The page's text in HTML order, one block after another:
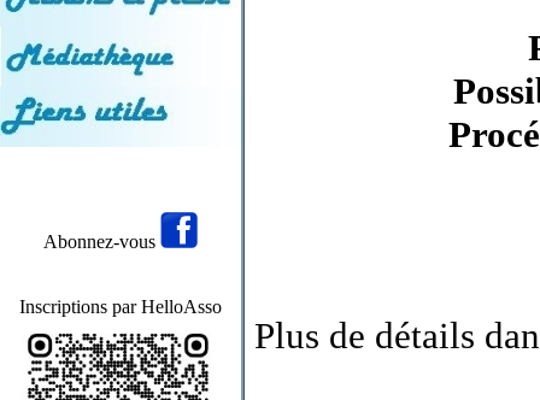
Abonnez-vous
Inscriptions par HelloAsso
Plus de détails